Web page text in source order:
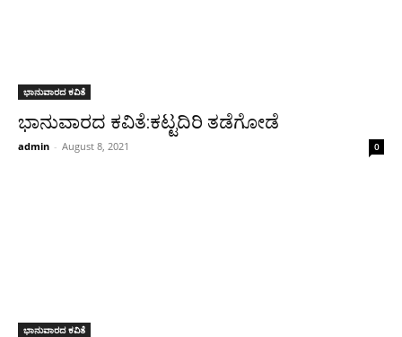
ಭಾನುವಾರದ ಕವಿತೆ
ಭಾನುವಾರದ ಕವಿತೆ:ಕಟ್ಟದಿರಿ ತಡೆಗೋಡೆ
admin - August 8, 2021 0
ಭಾನುವಾರದ ಕವಿತೆ